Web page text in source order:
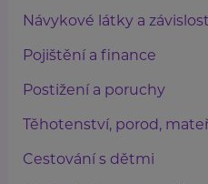
Návykové látky a
Pojištění a finance
Postižení a poruchy
Těhotenství, porod,
Cestování s dětmi